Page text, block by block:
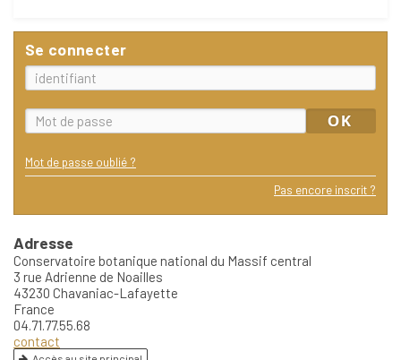
Se connecter
Mot de passe oublié ?
Pas encore inscrit ?
Adresse
Conservatoire botanique national du Massif central
3 rue Adrienne de Noailles
43230 Chavaniac-Lafayette
France
04.71.77.55.68
contact